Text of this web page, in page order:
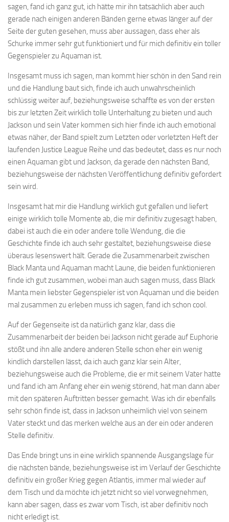
sagen, fand ich ganz gut, ich hätte mir ihn tatsächlich aber auch
gerade nach einigen anderen Bänden gerne etwas länger auf der
Seite der guten gesehen, muss aber aussagen, dass eher als
Schurke immer sehr gut funktioniert und für mich definitiv ein toller
Gegenspieler zu Aquaman ist.
Insgesamt muss ich sagen, man kommt hier schön in den Sand rein
und die Handlung baut sich, finde ich auch unwahrscheinlich
schlüssig weiter auf, beziehungsweise schaffte es von der ersten
bis zur letzten Zeit wirklich tolle Unterhaltung zu bieten und auch
Jackson und sein Vater kommen sich hier finde ich auch emotional
etwas näher, der Band spielt zum Letzten oder vorletzten Heft der
laufenden Justice League Reihe und das bedeutet, dass es nur noch
einen Aquaman gibt und Jackson, da gerade den nächsten Band,
beziehungsweise der nächsten Veröffentlichung definitiv gefordert
sein wird.
Insgesamt hat mir die Handlung wirklich gut gefallen und liefert
einige wirklich tolle Momente ab, die mir definitiv zugesagt haben,
dabei ist auch die ein oder andere tolle Wendung, die die
Geschichte finde ich auch sehr gestaltet, beziehungsweise diese
überaus lesenswert hält. Gerade die Zusammenarbeit zwischen
Black Manta und Aquaman macht Laune, die beiden funktionieren
finde ich gut zusammen, wobei man auch sagen muss, dass Black
Manta mein liebster Gegenspieler ist von Aquaman und die beiden
mal zusammen zu erleben muss ich sagen, fand ich schon cool.
Auf der Gegenseite ist da natürlich ganz klar, dass die
Zusammenarbeit der beiden bei Jackson nicht gerade auf Euphorie
stößt und ihn alle andere anderen Stelle schon eher ein wenig
kindlich darstellen lässt, da ich auch ganz klar sein Alter,
beziehungsweise auch die Probleme, die er mit seinem Vater hatte
und fand ich am Anfang eher ein wenig störend, hat man dann aber
mit den späteren Auftritten besser gemacht. Was ich dir ebenfalls
sehr schön finde ist, dass in Jackson unheimlich viel von seinem
Vater steckt und das merken welche aus an der ein oder anderen
Stelle definitiv.
Das Ende bringt uns in eine wirklich spannende Ausgangslage für
die nächsten bände, beziehungsweise ist im Verlauf der Geschichte
definitiv ein großer Krieg gegen Atlantis, immer mal wieder auf
dem Tisch und da möchte ich jetzt nicht so viel vorwegnehmen,
kann aber sagen, dass es zwar vom Tisch, ist aber definitiv noch
nicht erledigt ist.